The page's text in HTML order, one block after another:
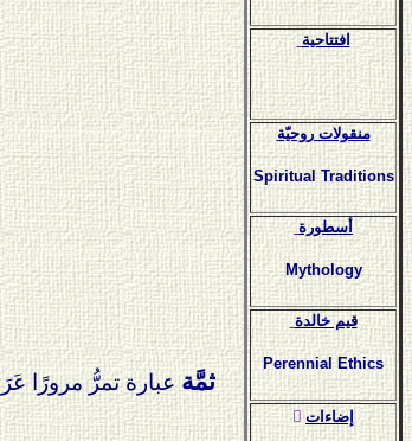
ثمَّةعبارة تمرُّ مرورًا
افتتاحية
منقولات روحيّة
Spiritual Traditions
أسطورة
Mythology
قيم خالدة
Perennial Ethics
ٍإضاءات